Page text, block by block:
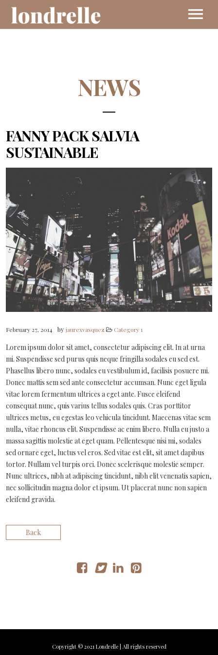
VIDEOS
Spotify
NEWS
FANNY PACK SALVIA
SUSTAINABLE
February 27, 2014 byjaurexvasquez Category 1
Lorem ipsum dolor sit amet, consectetur adipiscing elit. In at urna
mi. Suspendisse sed purus quis neque fringilla sodales eu sed est.
Phasellus libero nunc, sodales eu vestibulum id, facilisis posuere mi.
Donec mattis sem sed ante consectetur accumsan. Nunc eget ligula
vitae lorem fermentum ultrices a eget ante. Fusce eleifend
consequat nunc, quis varius tellus sodales quis. Cras porttitor
ultrices metus, eu egestas leo vehicula tincidunt. Maecenas vitae sem
nulla, vitae rhoncus elit. Suspendisse ac enim libero. Nulla eu justo a
massa sagittis molestie at eget quam. Pellentesque nisi mi, sodales
sed ornare eget, luctus vel eros. Sed vitae est elit, sit amet dapibus
tortor. Nullam vel turpis orci. Donec scelerisque molestie semper.
Nunc ultrices, nibh at adipiscing tincidunt, nibh elit venenatis sapien,
nec sollicitudin magna dolor et ipsum. Ut placerat nunc non sapien
eleifend gravida.
Back
Copyright © 2021 Londrelle | All rights reserved